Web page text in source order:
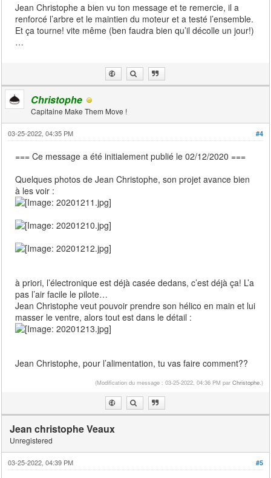
Jean Christophe a bien vu ton message et te remercie, il a
renforcé l’arbre et le maintien du moteur et a testé l’ensemble.
Et ça tourne! vite même (ben faudra bien qu’il décolle un jour!)
…
Christophe
Capitaine Make Them Move !
#4
03-25-2022, 04:35 PM
=== Ce message a été initialement publié le 02/12/2020 ===
Quelques photos de Jean Christophe, son projet avance bien
à les voir :
à priori, l’électronique est déjà casée dedans, c’est déjà ça! L’a
pas l’air facile le pilote…
Jean Christophe veut pouvoir prendre son hélico en main et lui
masser le ventre, alors tout est dans le détail :
Jean Christophe, pour l’alimentation, tu vas faire comment??
(Modification du message : 03-25-2022, 04:36 PM par Christophe.)
Jean christophe Veaux
Unregistered
#5
03-25-2022, 04:39 PM